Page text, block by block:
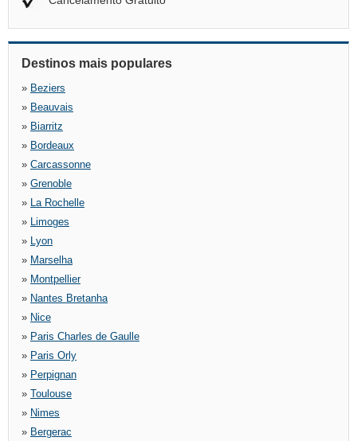
Destinos mais populares
» Beziers
» Beauvais
» Biarritz
» Bordeaux
» Carcassonne
» Grenoble
» La Rochelle
» Limoges
» Lyon
» Marselha
» Montpellier
» Nantes Bretanha
» Nice
» Paris Charles de Gaulle
» Paris Orly
» Perpignan
» Toulouse
» Nimes
» Bergerac